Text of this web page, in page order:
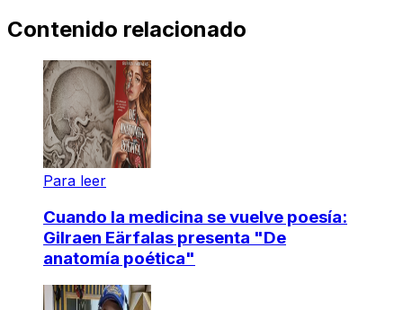
Contenido relacionado
Para leer
Cuando la medicina se vuelve poesía:
Gilraen Eärfalas presenta "De
anatomía poética"